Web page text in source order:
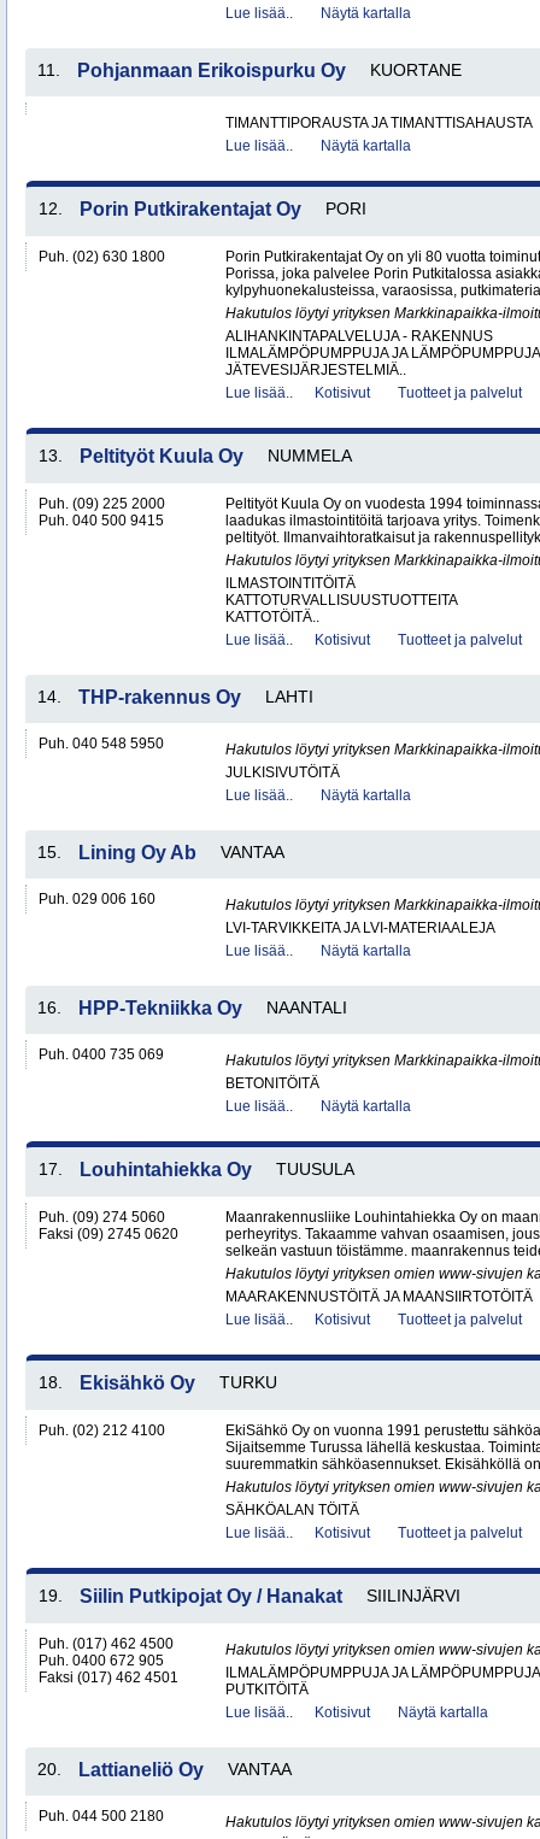
Lue lisää..
Näytä kartalla
11. Pohjanmaan Erikoispurku Oy KUORTANE
TIMANTTIPORAUSTA JA TIMANTTISAHAUSTA
Lue lisää..
Näytä kartalla
12. Porin Putkirakentajat Oy PORI
Puh. (02) 630 1800
Porin Putkirakentajat Oy on yli 80 vuotta
Porissa, joka palvelee Porin Putkitalossa
kylpyhuonekalusteissa, varaosissa,
Hakutulos löytyi yrityksen Markkinapaikka-
ALIHANKINTAPALVELUJA - RAKENNUS
ILMALÄMPÖPUMPPUJA JA LÄMPÖPUMPPUJA
JÄTEVESIJÄRJESTELMIÄ..
Lue lisää..
Kotisivut Tuotteet ja palvelut
13. Peltityöt Kuula Oy NUMMELA
Puh. (09) 225 2000
Puh. 040 500 9415
Peltityöt Kuula Oy on vuodesta 1994
laadukas ilmastointitöitä tarjoava yritys.
peltityöt. Ilmanvaihtoratkaisut ja
Hakutulos löytyi yrityksen Markkinapaikka-
ILMASTOINTITÖITÄ
KATTOTURVALLISUUSTUOTTEITA
KATTOTÖITÄ..
Lue lisää..
Kotisivut Tuotteet ja palvelut
14. THP-rakennus Oy LAHTI
Puh. 040 548 5950
Hakutulos löytyi yrityksen Markkinapaikka-
JULKISIVUTÖITÄ
Lue lisää..
Näytä kartalla
15. Lining Oy Ab VANTAA
Puh. 029 006 160
Hakutulos löytyi yrityksen Markkinapaikka-
LVI-TARVIKKEITA JA LVI-MATERIAALEJA
Lue lisää..
Näytä kartalla
16. HPP-Tekniikka Oy NAANTALI
Puh. 0400 735 069
Hakutulos löytyi yrityksen Markkinapaikka-
BETONITÖITÄ
Lue lisää..
Näytä kartalla
17. Louhintahiekka Oy TUUSULA
Puh. (09) 274 5060
Faksi (09) 2745 0620
Maanrakennusliike Louhintahiekka Oy on
perheyritys. Takaamme vahvan osaamisen,
selkeän vastuun töistämme. maanrakennus
Hakutulos löytyi yrityksen omien www-sivujen
MAARAKENNUSTÖITÄ JA MAANSIIRTOTÖITÄ
Lue lisää..
Kotisivut Tuotteet ja palvelut
18. Ekisähkö Oy TURKU
Puh. (02) 212 4100
EkiSähkö Oy on vuonna 1991 perustettu
Sijaitsemme Turussa lähellä keskustaa.
suuremmatkin sähköasennukset. Ekisähköllä
Hakutulos löytyi yrityksen omien www-sivujen
SÄHKÖALAN TÖITÄ
Lue lisää..
Kotisivut Tuotteet ja palvelut
19. Siilin Putkipojat Oy / Hanakat SIILINJÄRVI
Puh. (017) 462 4500
Puh. 0400 672 905
Faksi (017) 462 4501
Hakutulos löytyi yrityksen omien www-sivujen
ILMALÄMPÖPUMPPUJA JA LÄMPÖPUMPPUJA
PUTKITÖITÄ
Lue lisää..
Kotisivut Näytä kartalla
20. Lattianeliö Oy VANTAA
Puh. 044 500 2180
Hakutulos löytyi yrityksen omien www-sivujen